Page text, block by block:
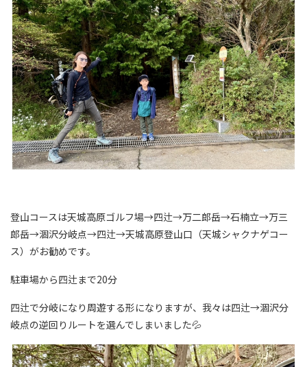
登山コースは天城高原ゴルフ場→四辻→万二郎岳→石楠立→万三
郎岳→涸沢分岐点→四辻→天城高原登山口（天城シャクナゲコー
ス）がお勧めです。
駐車場から四辻まで20分
四辻で分岐になり周遊する形になりますが、我々は四辻→涸沢分
岐点の逆回りルートを選んでしまいました💦